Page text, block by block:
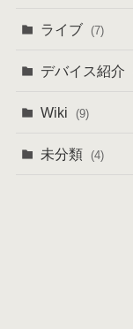
ライブ (7)
デバイス紹介
Wiki (9)
未分類 (4)